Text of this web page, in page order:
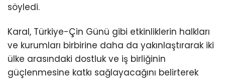
söyledi.
Karal, Türkiye-Çin Günü gibi etkinliklerin halkları
ve kurumları birbirine daha da yakınlaştırarak iki
ülke arasındaki dostluk ve iş birliğinin
güçlenmesine katkı sağlayacağını belirterek